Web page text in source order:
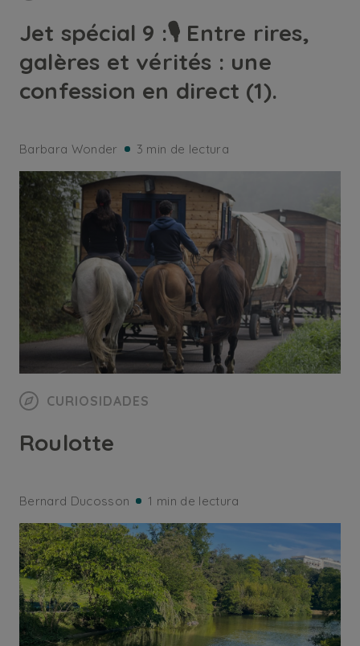
Jet spécial 9 :🎙️ Entre rires,
galères et vérités : une
confession en direct (1).
Barbara Wonder 3 min de lectura
CURIOSIDADES
Roulotte
Bernard Ducosson 1 min de lectura